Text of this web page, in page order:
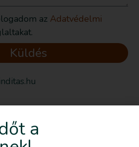
az Adatvédelmi
Küldés
követni az
emailben is
a